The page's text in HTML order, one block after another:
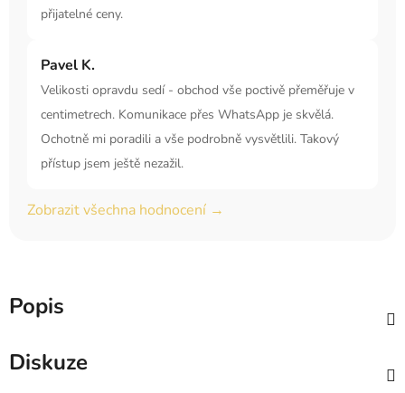
přijatelné ceny.
Pavel K.
Velikosti opravdu sedí - obchod vše poctivě přeměřuje v
centimetrech. Komunikace přes WhatsApp je skvělá.
Ochotně mi poradili a vše podrobně vysvětlili. Takový
přístup jsem ještě nezažil.
Zobrazit všechna hodnocení →
Popis
Diskuze